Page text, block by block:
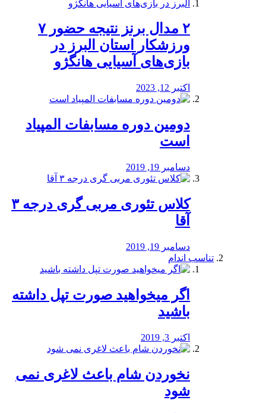
۲ مدال برنز نتیجه حضور ۷
ورزشکار استان البرز در
بازی‌های آسیایی هانگژو
اکتبر 12, 2023
دومین دوره مسابفات المپیاد
است
دسامبر 19, 2019
کلاس تئوری مربی گری درجه ۳
آقا
دسامبر 19, 2019
تناسب اندام
اگر میخواهید صورت تپل داشته
باشید
اکتبر 3, 2019
نخوردن شام باعث لاغری نمی
‌شود